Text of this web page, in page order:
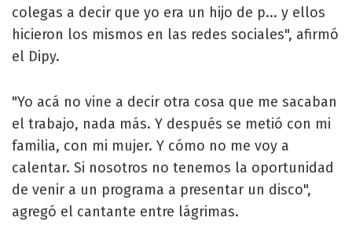
colegas a decir que yo era un hijo de p... y ellos
hicieron los mismos en las redes sociales", afirmó
el Dipy.
"Yo acá no vine a decir otra cosa que me sacaban
el trabajo, nada más. Y después se metió con mi
familia, con mi mujer. Y cómo no me voy a
calentar. Si nosotros no tenemos la oportunidad
de venir a un programa a presentar un disco",
agregó el cantante entre lágrimas.